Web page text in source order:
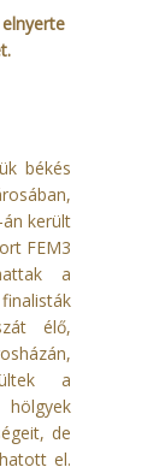
békés
került
FEM3
a
élő,
a
de
el.